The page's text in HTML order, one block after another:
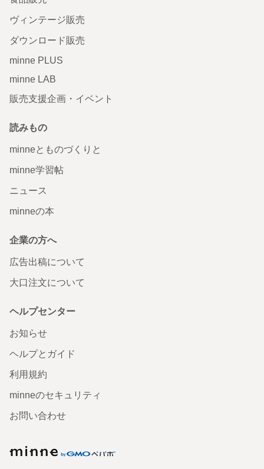
ヴィンテージ販売
ダウンロード販売
minne PLUS
minne LAB
販売支援企画・イベント
読みもの
minneとものづくりと
minne学習帖
ニュース
minneの本
企業の方へ
広告出稿について
大口注文について
ヘルプセンター
お知らせ
ヘルプとガイド
利用規約
minneのセキュリティ
お問い合わせ